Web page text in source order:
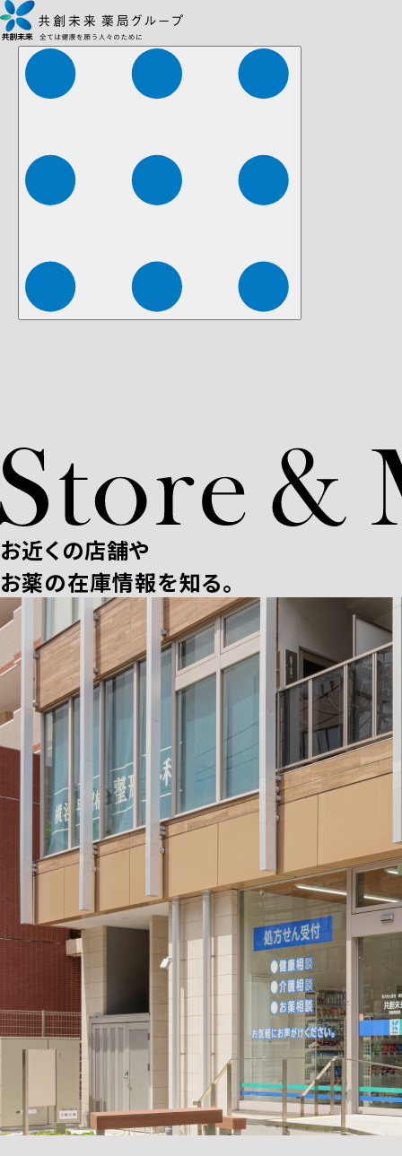
株式会社ファーマみらい 株式会社ストレチア
お近くの店舗や
お薬の在庫情報を知る。